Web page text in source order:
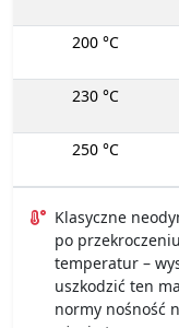
200 °C
230 °C
250 °C
Klasyczne
po
temperatur –
uszkodzić ten
normy nośność